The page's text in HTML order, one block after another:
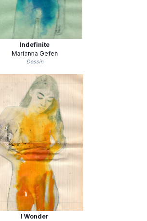
Indefinite
Marianna Gefen
Dessin
I Wonder